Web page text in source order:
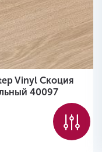
Vinyl Скоция
40097